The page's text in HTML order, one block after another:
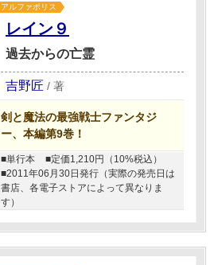
アルファポリス
レイン９
過去からの亡霊
吉野匠 / 著
剣と魔法の最強戦士ファンタジ
ー、本編第9巻！
■単行本
■定価1,210円（10%税込）
■2011年06月30日発行（実際の発売日は
書店、各電子ストアによって異なりま
す）